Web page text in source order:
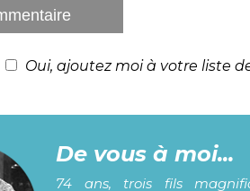
Oui, ajoutez moi à votre liste
De vous à moi...
74 ans, trois fils